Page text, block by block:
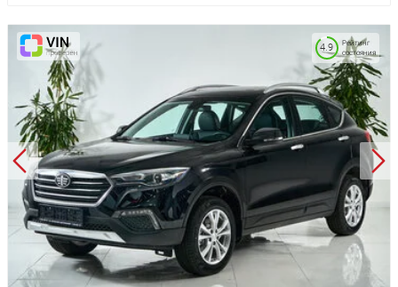
Рейтинг
состояния
4.9